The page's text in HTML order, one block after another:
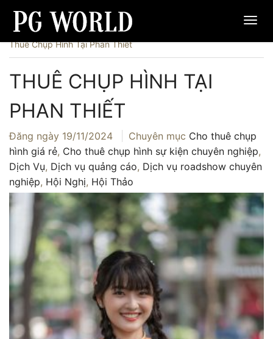
Trang chủ › Cho thuê chụp hình sự kiện chuyên nghiệp
Thuê Chụp Hình Tại Phan Thiết
THUÊ CHỤP HÌNH TẠI
PHAN THIẾT
Đăng ngày 19/11/2024 Chuyên mục Cho thuê chụp
hình giá rẻ, Cho thuê chụp hình sự kiện chuyên nghiệp,
Dịch Vụ, Dịch vụ quảng cáo, Dịch vụ roadshow chuyên
nghiệp, Hội Nghị, Hội Thảo